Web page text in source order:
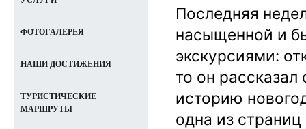
Последняя
насыщенной и
экскурсиями:
то он
историю
одна из
ФОТОГАЛЕРЕЯ
НАШИ ДОСТИЖЕНИЯ
ТУРИСТИЧЕСКИЕ
МАРШРУТЫ